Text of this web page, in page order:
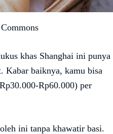
khas Shanghai ini punya
Kabar baiknya, kamu bisa
Rp60.000) per
ini tanpa khawatir basi.